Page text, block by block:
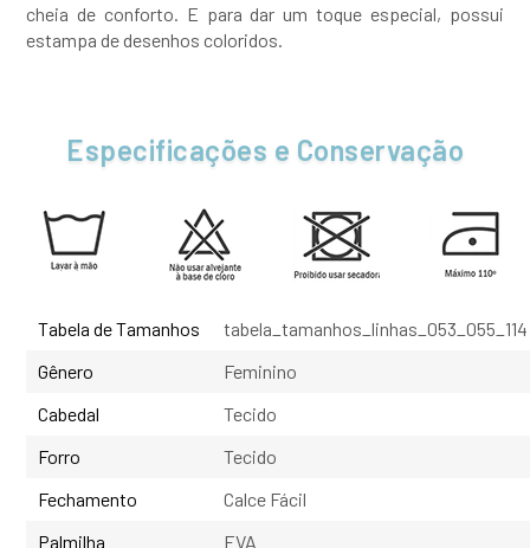
cheia de conforto. E para dar um toque especial, possui
estampa de desenhos coloridos.
Especificações e Conservação
Tabela de Tamanhos
tabela_tamanhos_linhas_053_055_114
Gênero
Feminino
Cabedal
Tecido
Forro
Tecido
Fechamento
Calce Fácil
Palmilha
EVA